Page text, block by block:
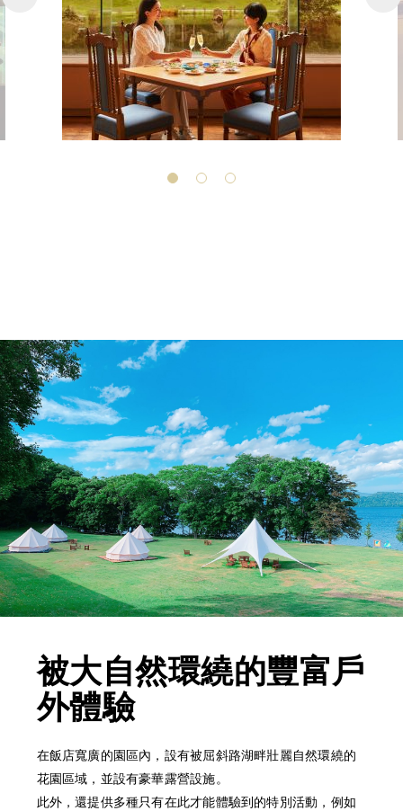
被大自然環繞的豐富戶
外體驗
在飯店寬廣的園區內，設有被屈斜路湖畔壯麗自然環繞的
花園區域，並設有豪華露營設施。
此外，還提供多種只有在此才能體驗到的特別活動，例如